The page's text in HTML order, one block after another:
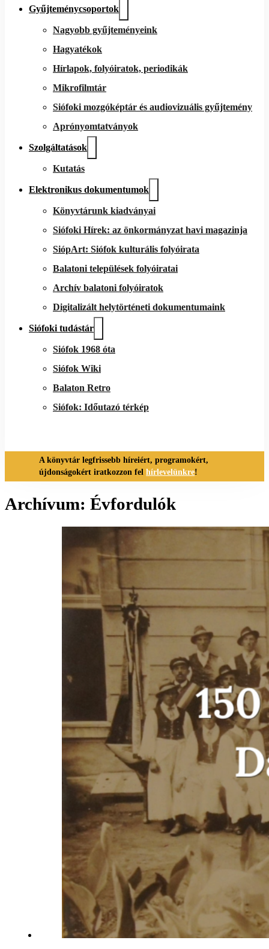
Gyűjteménycsoportok
Nagyobb gyűjteményeink
Hagyatékok
Hírlapok, folyóiratok, periodikák
Mikrofilmtár
Siófoki mozgóképtár és audiovizuális gyűjtemény
Aprónyomtatványok
Szolgáltatások
Kutatás
Elektronikus dokumentumok
Könyvtárunk kiadványai
Siófoki Hírek: az önkormányzat havi magazinja
SiópArt: Siófok kulturális folyóirata
Balatoni települések folyóiratai
Archív balatoni folyóiratok
Digitalizált helytörténeti dokumentumaink
Siófoki tudástár
Siófok 1968 óta
Siófok Wiki
Balaton Retro
Siófok: Időutazó térkép
A könyvtár legfrissebb híreiért, programokért,
újdonságokért iratkozzon felhírlevelünkre!
Archívum: Évfordulók